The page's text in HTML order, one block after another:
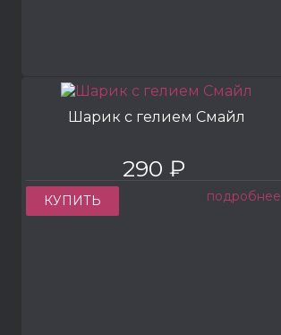
Шарик с гелием Смайл
290 ₽
КУПИТЬ подробнее